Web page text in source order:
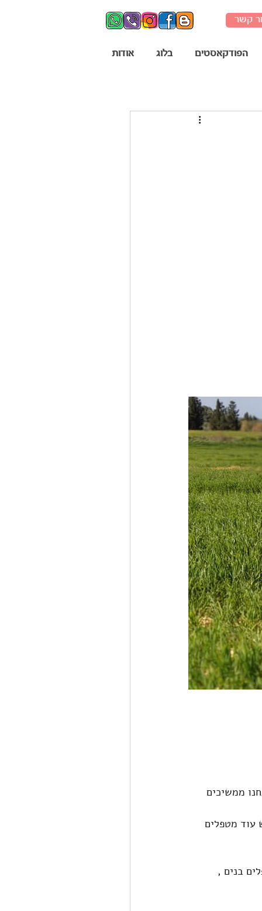
קשר
הפודקאסטים בלוג אודות
ממשיכים
עוד מטפלים
בנים ,